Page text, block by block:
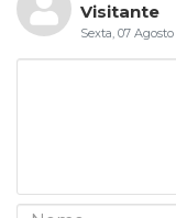
Visitante
Sexta, 07 Agosto